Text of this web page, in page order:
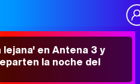
en Antena 3 y
la noche del